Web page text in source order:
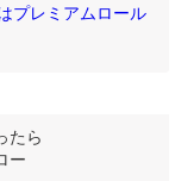
プレミアムロール
たら
ー